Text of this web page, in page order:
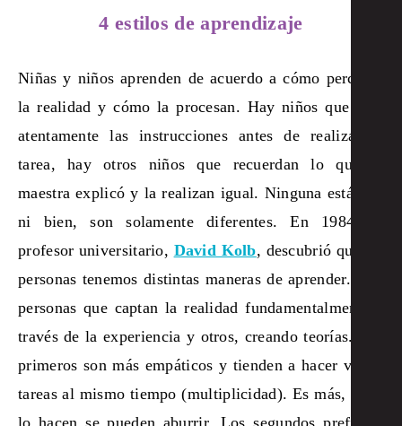
4 estilos de aprendizaje
Niñas y niños aprenden de acuerdo a cómo perciben
la realidad y cómo la procesan. Hay niños que leen
atentamente las instrucciones antes de realizar la
tarea, hay otros niños que recuerdan lo que la
maestra explicó y la realizan igual. Ninguna está mal
ni bien, son solamente diferentes. En 1984 un
profesor universitario, David Kolb, descubrió que las
personas tenemos distintas maneras de aprender. Hay
personas que captan la realidad fundamentalmente a
través de la experiencia y otros, creando teorías. Los
primeros son más empáticos y tienden a hacer varias
tareas al mismo tiempo (multiplicidad). Es más, si no